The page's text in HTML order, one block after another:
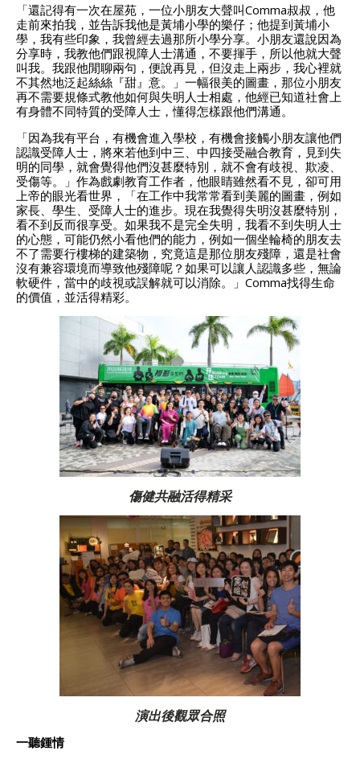
「還記得有一次在屋苑，一位小朋友大聲叫Comma叔叔，他
走前來拍我，並告訴我他是黃埔小學的樂仔；他提到黃埔小
學，我有些印象，我曾經去過那所小學分享。小朋友還說因為
分享時，我教他們跟視障人士溝通，不要揮手，所以他就大聲
叫我。我跟他閒聊兩句，便說再見，但沒走上兩步，我心裡就
不其然地泛起絲絲『甜』意。」一幅很美的圖畫，那位小朋友
再不需要規條式教他如何與失明人士相處，他經已知道社會上
有身體不同特質的受障人士，懂得怎樣跟他們溝通。
「因為我有平台，有機會進入學校，有機會接觸小朋友讓他們
認識受障人士，將來若他到中三、中四接受融合教育，見到失
明的同學，就會覺得他們沒甚麼特別，就不會有歧視、欺凌、
受傷等。」作為戲劇教育工作者，他眼睛雖然看不見，卻可用
上帝的眼光看世界，「在工作中我常常看到美麗的圖畫，例如
家長、學生、受障人士的進步。現在我覺得失明沒甚麼特別，
看不到反而很享受。如果我不是完全失明，我看不到失明人士
的心態，可能仍然小看他們的能力，例如一個坐輪椅的朋友去
不了需要行樓梯的建築物，究竟這是那位朋友殘障，還是社會
沒有兼容環境而導致他殘障呢？如果可以讓人認識多些，無論
軟硬件，當中的歧視或誤解就可以消除。」Comma找得生命
的價值，並活得精彩。
傷健共融活得精采
演出後觀眾合照
一聽鍾情